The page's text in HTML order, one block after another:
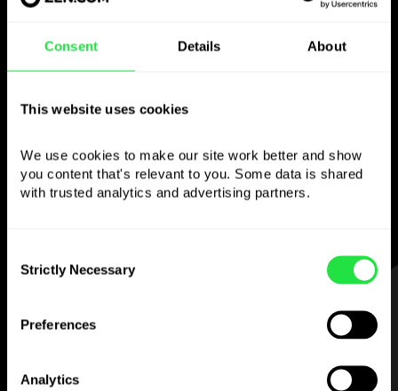
Consent Details About
This website uses cookies
We use cookies to make our site work better and show
you content that's relevant to you. Some data is shared
with trusted analytics and advertising partners.
Selection
Strictly Necessary
Preferences
Analytics
Použite zvolenú menu
vyberajte z bankomatov bez
provízie, plaťte viacmenovou kartou
— jednoducho a bez stresu.